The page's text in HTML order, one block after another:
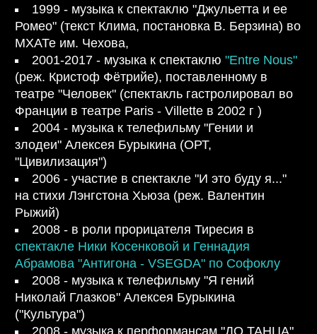
1999 - музыка к спектаклю "Джульетта и ее
Ромео"(текст Клима, постановка В. Берзина) во
МХАТе им. Чехова,
2001-2017 - музыка к спектаклю
"Entre Nous"
(реж. Кристоф Фётрийе), поставленному в
театре "Человек" (спектакль гастролировал во
Франции в театре Paris - Villette в 2002 г )
2004 - музыка к телефильму "Гении и
злодеи" Алексея Бурыкина (ОРТ,
"Цивилизация")
2006 - участие в спектакле "И это буду я..."
на стихи Лэнгстона Хьюза (реж. Валентин
Рыжий)
2008 - в роли прорицателя Тиресия в
спектакле Ники Косенковой и Геннадия
Абрамова "Антигона - VSEGDA" по Софоклу
2008 - музыка к телефильму "Я гений
Николай Глазков" Алексея Бурыкина
("Культура")
2008 - музыка к перформансам "ДО ТАНЦА"